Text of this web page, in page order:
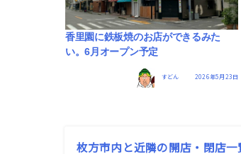
香里園に鉄板焼のお店ができるみた
い。6月オープン予定
すどん 2026年5月23日
枚方市内と近隣の開店・閉店